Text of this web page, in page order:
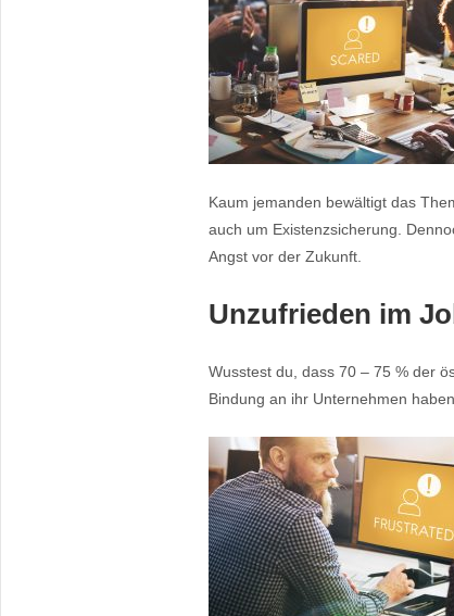
Kaum jemanden bewältigt das
auch um Existenzsicherung.
Angst vor der Zukunft.
Unzufrieden im
Wusstest du, dass 70 – 75 % der
Bindung an ihr Unternehmen